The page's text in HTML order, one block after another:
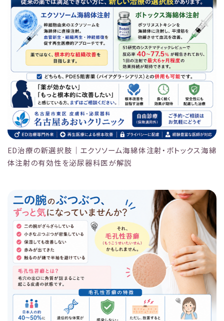
ED治療の新選択肢｜エクソソーム海綿体注射・ボトックス海綿
体注射の有効性を泌尿器科医が解説